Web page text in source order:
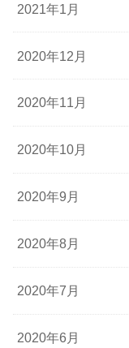
2021年1月
2020年12月
2020年11月
2020年10月
2020年9月
2020年8月
2020年7月
2020年6月